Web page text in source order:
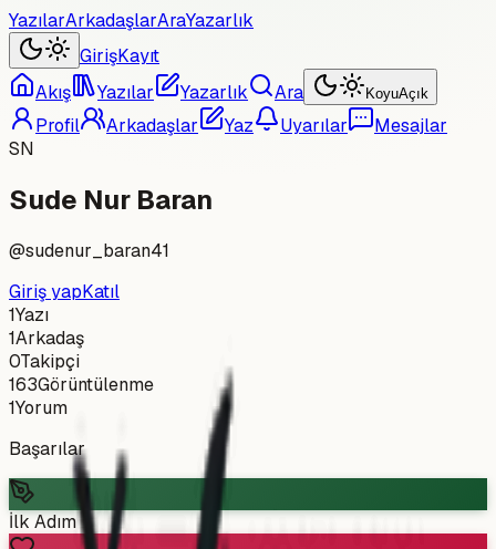
YazılarArkadaşlarAraYazarlık
GirişKayıt
Akış
Yazılar Yazarlık Ara KoyuAçık
Profil Arkadaşlar Yaz Uyarılar
Mesajlar
SN
Sude Nur Baran
@sudenur_baran41
Giriş yapKatıl
1Yazı
1Arkadaş
0Takipçi
163Görüntülenme
1Yorum
Başarılar
İlk Adım